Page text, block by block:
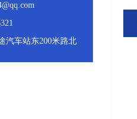
汽车站东200米路北